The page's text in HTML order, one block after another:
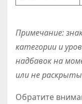
Примечание:
категории и
надбавок на
или не
Обратите